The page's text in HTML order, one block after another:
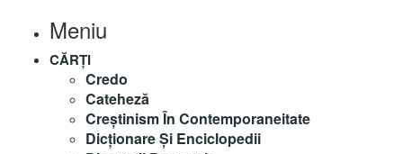
Meniu
CĂRȚI
Credo
Cateheză
Creștinism În Contemporaneitate
Dicționare Și Enciclopedii